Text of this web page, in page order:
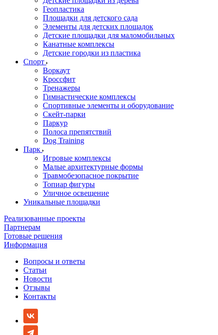
Геопластика
Площадки для детского сада
Элементы для детских площадок
Детские площадки для маломобильных
Канатные комплексы
Детские городки из пластика
Спорт
Воркаут
Кроссфит
Тренажеры
Гимнастические комплексы
Спортивные элементы и оборудование
Скейт-парки
Паркур
Полоса препятствий
Dog Training
Парк
Игровые комплексы
Малые архитектурные формы
Травмобезопасное покрытие
Топиар фигуры
Уличное освещение
Уникальные площадки
Реализованные проекты
Партнерам
Готовые решения
Информация
Вопросы и ответы
Статьи
Новости
Отзывы
Контакты